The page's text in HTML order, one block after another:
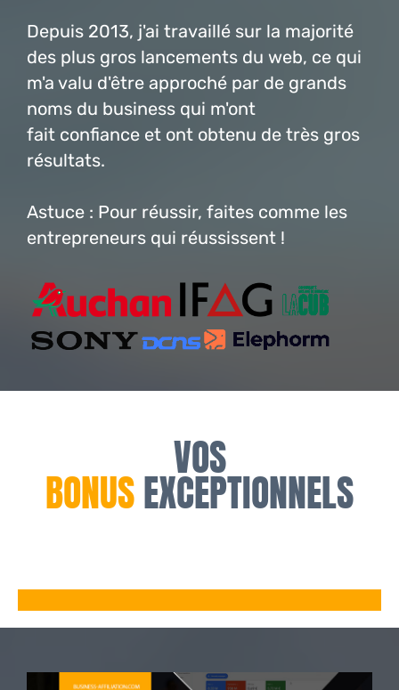
Depuis 2013, j'ai travaillé sur la majorité
des plus gros lancements du web, ce qui
m'a valu d'être approché par de grands
noms du business qui m'ont
fait confiance et ont obtenu de très gros
résultats.
Astuce : Pour réussir, faites comme les
entrepreneurs qui réussissent !
VOS
BONUSEXCEPTIONNELS